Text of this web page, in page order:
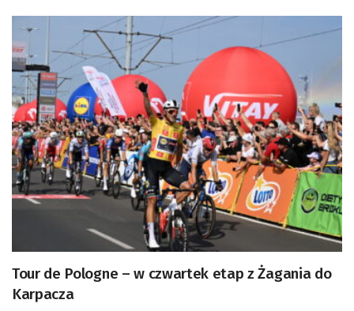
Tour de Pologne – w czwartek etap z Żagania do
Karpacza